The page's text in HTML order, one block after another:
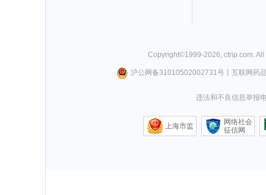
Copyright©1999-2026 ctrip.com .
沪公网备31010502002731号丨 互联网药
违法和不良信息举报
上海市监
网络社会
征信网